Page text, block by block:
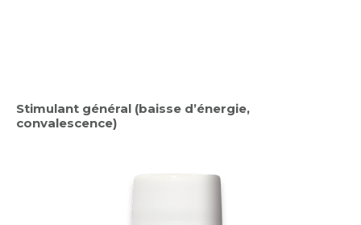
Stimulant général (baisse d’énergie,
convalescence)